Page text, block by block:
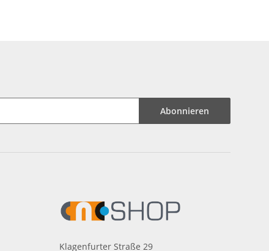
Abonnieren
Klagenfurter Straße 29